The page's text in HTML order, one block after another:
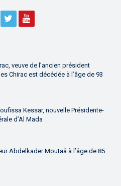
veuve de l’ancien président
Chirac est décédée à l’âge de 93
Kessar, nouvelle Présidente-
d’Al Mada
Abdelkader Moutaâ à l’âge de 85